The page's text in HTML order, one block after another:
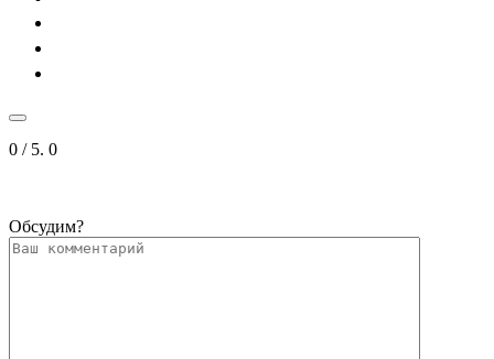
0 / 5. 0
Обсудим?